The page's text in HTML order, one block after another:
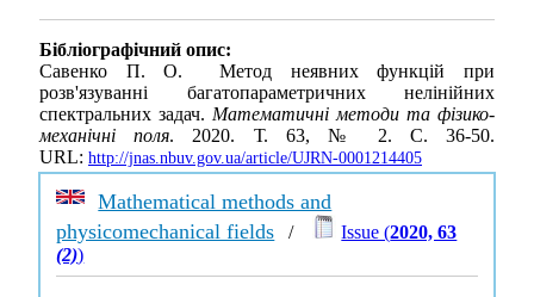
Бібліографічний опис:
Савенко П. О. Метод неявних функцій при
розв'язуванні багатопараметричних нелінійних
спектральних задач. Математичні методи та фізико-
механічні поля. 2020. Т. 63, № 2. С. 36-50.
URL: http://jnas.nbuv.gov.ua/article/UJRN-0001214405
Mathematical methods and
physicomechanical fields / Issue (2020, 63
(2))